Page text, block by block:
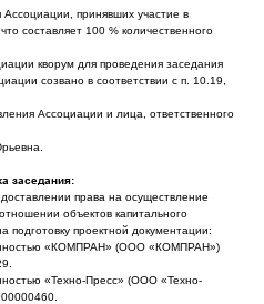
принявших участие в
составляет 100 % количественного
кворум для проведения заседания
созвано в соответствии с п. 10.19,
Ассоциации и лица, ответственного
заседания:
права на осуществление
объектов капитального
подготовку проектной документации:
«КОМПРАН» (ООО «КОМПРАН»)
«Техно-Пресс» (ООО «Техно-